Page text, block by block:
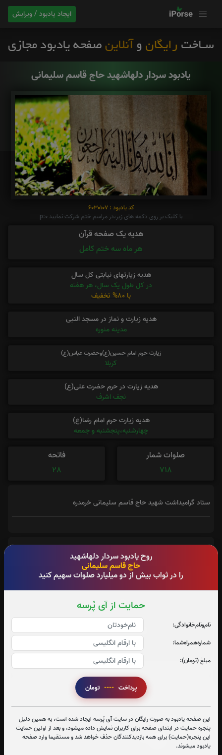
ایجاد یادبود / ویرایش
روح یادبود سردار دلهاشهید
حاج قاسم سلیمانی
را در ثواب بیش از دو میلیارد صلوات سهیم کنید
حمایت از آی پُرسه
نام‌و‌نام‌خانوادگی:
شماره‌همراه‌شما:
مبلغ (تومان):
پرداخت ----
این صفحه یادبود به صورت رایگان در سایت آی پُرسه ایجاد شده است، به همین دلیل
پنجره حمایت در ابتدای صفحه برای کاربران نمایش داده میشود، و بعد از اولین حمایت
این پنجره(حمایت) برای همه بازدیدکنندگان حذف خواهد شد و مستقیما وارد صفحه
یادبود میشوند.
یادبود سردار دلهاشهید حاج قاسم سلیمانی
کد یادبود : 6030107
با کلیک بر روی دکمه های زیر،در مراسم ختم شرکت نمایید p:0
هدیه یک صفحه قرآن
هر ماه سه ختم کامل
هدیه زیارتهای نیابتی کل سال
در کل طول یک سال، هر هفته
با 80% تخفیف
هدیه زیارت و نماز در مسجد النبی
مدینه منوره
زیارت حرم امام حسین(ع)وحضرت عباس(ع)
کربلا
هدیه زیارت در حرم حضرت علی(ع)
نجف اشرف
هدیه زیارت حرم امام رضا(ع)
چهارشنبه،پنجشنبه و جمعه
صلوات شمار
718
فاتحه
28
ستاد گرامیداشت شهید حاج قاسم سلیمانی خرمدره
تعداد بازدید : 349
اشتراک گذاری